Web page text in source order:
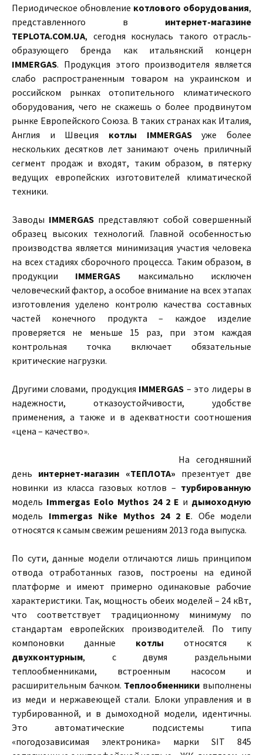
Периодическое обновление котлового оборудования,
представленного в интернет-магазине
TEPLOTA.COM.UA, сегодня коснулась такого отрасль-
образующего бренда как итальянский концерн
IMMERGAS. Продукция этого производителя является
слабо распространенным товаром на украинском и
российском рынках отопительного климатического
оборудования, чего не скажешь о более продвинутом
рынке Европейского Союза. В таких странах как Италия,
Англия и Швеция котлы IMMERGASуже более
нескольких десятков лет занимают очень приличный
сегмент продаж и входят, таким образом, в пятерку
ведущих европейских изготовителей климатической
техники.
Заводы IMMERGAS представляют собой совершенный
образец высоких технологий. Главной особенностью
производства является минимизация участия человека
на всех стадиях сборочного процесса. Таким образом, в
продукции IMMERGAS максимально исключен
человеческий фактор, а особое внимание на всех этапах
изготовления уделено контролю качества составных
частей конечного продукта – каждое изделие
проверяется не меньше 15 раз, при этом каждая
контрольная точка включает обязательные
критические нагрузки.
Другими словами, продукция IMMERGAS – это лидеры в
надежности, отказоустойчивости, удобстве
применения, а также и в адекватности соотношения
«цена – качество».
На сегодняшний
день интернет-магазин «ТЕПЛОТА» презентует две
новинки из класса газовых котлов – турбированную
модель Immergas Eolo Mythos 24 2 E и дымоходную
модель Immergas Nike Mythos 24 2 E. Обе модели
относятся к самым свежим решениям 2013 года выпуска.
По сути, данные модели отличаются лишь принципом
отвода отработанных газов, построены на единой
платформе и имеют примерно одинаковые рабочие
характеристики. Так, мощность обеих моделей – 24 кВт,
что соответствует традиционному минимуму по
стандартам европейских производителей. По типу
компоновки данные котлы относятся к
двухконтурным, с двумя раздельными
теплообменниками, встроенным насосом и
расширительным бачком. Теплообменники выполнены
из меди и нержавеющей стали. Блоки управления и в
турбированной, и в дымоходной модели, идентичны.
Это автоматические подсистемы типа
«погодозависимая электроника» марки SIT 845